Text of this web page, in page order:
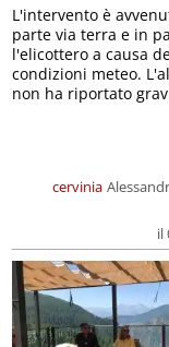
cervinia
il
L'intervento è
parte via terra e in
l'elicottero a causa
condizioni meteo.
non ha riportato